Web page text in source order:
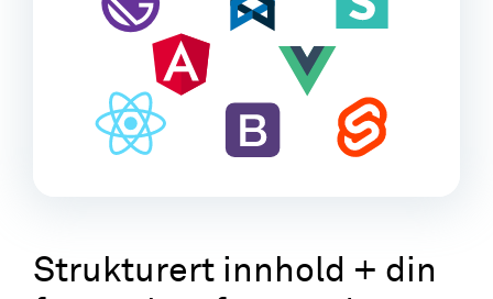
Strukturert innhold + din